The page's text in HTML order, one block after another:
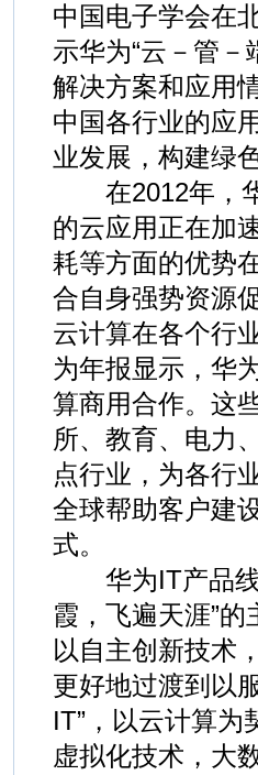
中国电子学会在
示华为“云－管
解决方案和应用
中国各行业的应
业发展，构建绿
在2012年，华
的云应用正在加
耗等方面的优势
合自身强势资源
云计算在各个行
为年报显示，华
算商用合作。这
所、教育、电力
点行业，为各行
全球帮助客户建
式。
华为IT产品线
霞，飞遍天涯”
以自主创新技术
更好地过渡到以
IT”，以云计算
虚拟化技术，大